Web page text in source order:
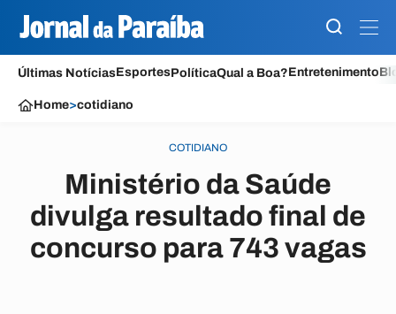
Últimas NotíciasEsportesPolíticaQual a Boa?Entretenimento
Home>cotidiano
COTIDIANO
Ministério da Saúde
divulga resultado final de
concurso para 743 vagas